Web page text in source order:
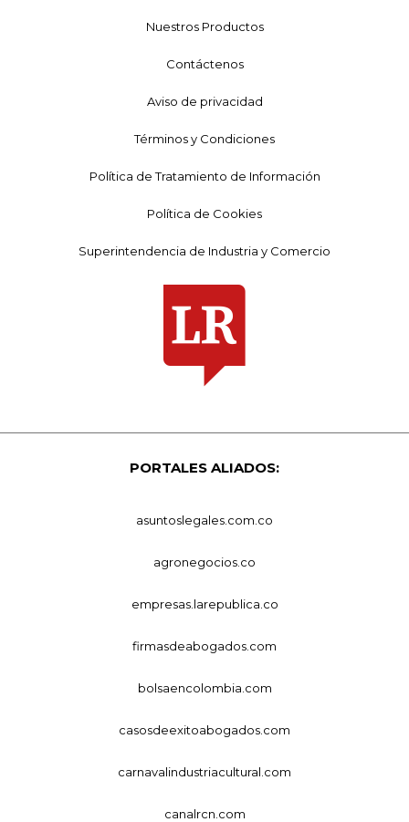
Nuestros Productos
Contáctenos
Aviso de privacidad
Términos y Condiciones
Política de Tratamiento de Información
Política de Cookies
Superintendencia de Industria y Comercio
PORTALES ALIADOS:
asuntoslegales.com.co
agronegocios.co
empresas.larepublica.co
firmasdeabogados.com
bolsaencolombia.com
casosdeexitoabogados.com
carnavalindustriacultural.com
canalrcn.com